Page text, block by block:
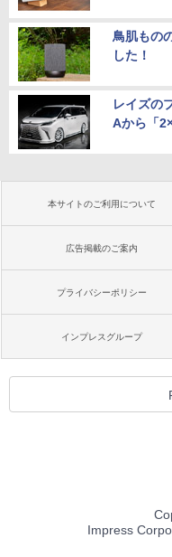
鳥肌もの
した！
レイズの
Aから「
本サイトのご利用について
広告掲載のご案内
プライバシーポリシー
インプレスグループ
Impress